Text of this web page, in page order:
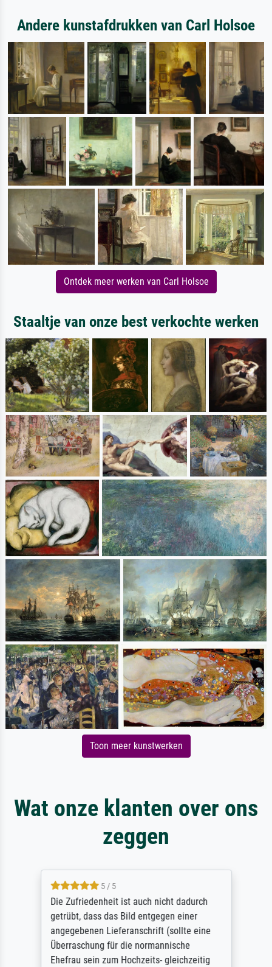
Andere kunstafdrukken van Carl Holsoe
Ontdek meer werken van Carl Holsoe
Staaltje van onze best verkochte werken
Toon meer kunstwerken
Wat onze klanten over ons
zeggen
5 / 5
Die Zufriedenheit ist auch nicht dadurch
getrübt, dass das Bild entgegen einer
angegebenen Lieferanschrift (sollte eine
Überraschung für die normannische
Ehefrau sein zum Hochzeits- gleichzeitig